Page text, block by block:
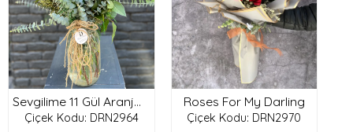
Sevgilime 11 Gül Aranjman
Çiçek Kodu: DRN2964
Roses For My Darling
Çiçek Kodu: DRN2970